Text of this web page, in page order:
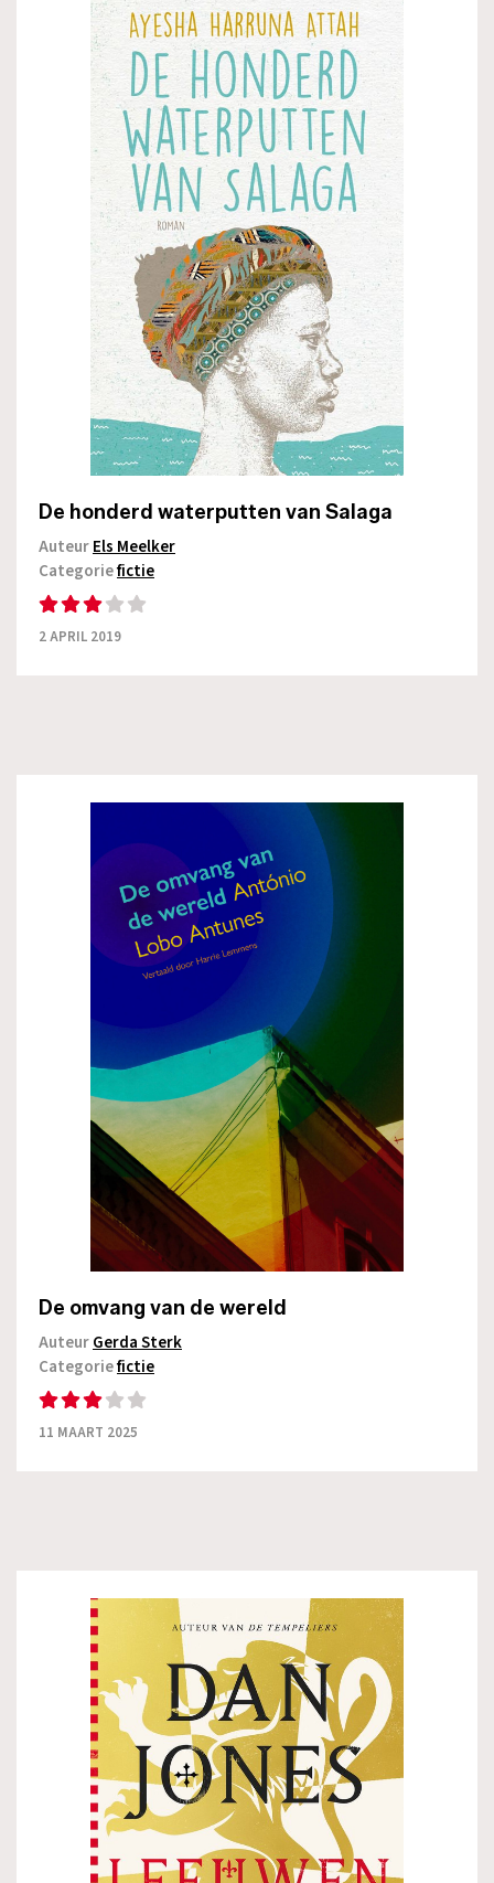
De honderd waterputten van Salaga
AuteurEls Meelker
Categoriefictie
2 APRIL 2019
De omvang van de wereld
AuteurGerda Sterk
Categoriefictie
11 MAART 2025